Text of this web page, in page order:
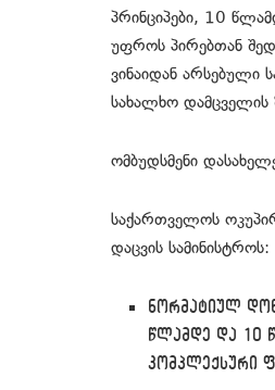
პრინციპები, 10
უფროს პირებთან
ვინაიდან არსებული
სახალხო დამცველის
ომბუდსმენი
საქართველოს
დაცვის სამინისტროს:
ნორმატიულ
წლამდე და 10
კომპლექსური